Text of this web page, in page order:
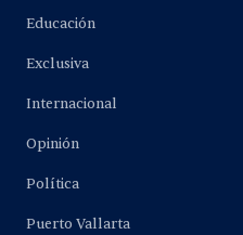
Educación
Exclusiva
Internacional
Opinión
Política
Puerto Vallarta